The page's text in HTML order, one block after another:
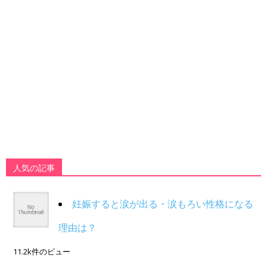
人気の記事
妊娠すると涙が出る・涙もろい性格になる
理由は？
11.2k件のビュー